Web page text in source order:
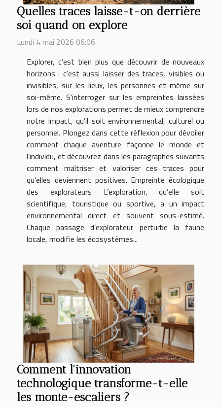
Quelles traces laisse-t-on derrière
soi quand on explore
Lundi 4 mai 2026 06:06
Explorer, c’est bien plus que découvrir de nouveaux
horizons : c’est aussi laisser des traces, visibles ou
invisibles, sur les lieux, les personnes et même sur
soi-même. S’interroger sur les empreintes laissées
lors de nos explorations permet de mieux comprendre
notre impact, qu’il soit environnemental, culturel ou
personnel. Plongez dans cette réflexion pour dévoiler
comment chaque aventure façonne le monde et
l’individu, et découvrez dans les paragraphes suivants
comment maîtriser et valoriser ces traces pour
qu’elles deviennent positives. Empreinte écologique
des explorateurs L’exploration, qu’elle soit
scientifique, touristique ou sportive, a un impact
environnemental direct et souvent sous-estimé.
Chaque passage d’explorateur perturbe la faune
locale, modifie les écosystèmes...
Comment l'innovation
technologique transforme-t-elle
les monte-escaliers ?